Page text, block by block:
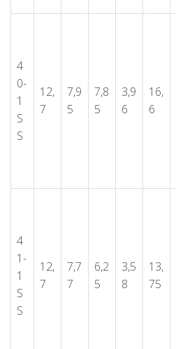
4
0-
1
S
S
12,
7
7,9
5
7,8
5
3,9
6
16,
6
4
1-
1
S
S
12,
7
7,7
7
6,2
5
3,5
8
13,
75